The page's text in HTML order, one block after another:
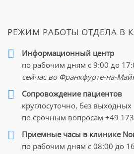
РЕЖИМ РАБОТЫ ОТДЕЛА В
Информационный центр
по рабочим дням с 9:00 до
сейчас во Франкфурте-на-
Cопровождение пациентов
круглосуточно, без выходных
по срочным вопросам +49
Приемные часы в клинике
по рабочим дням с 08:00 до